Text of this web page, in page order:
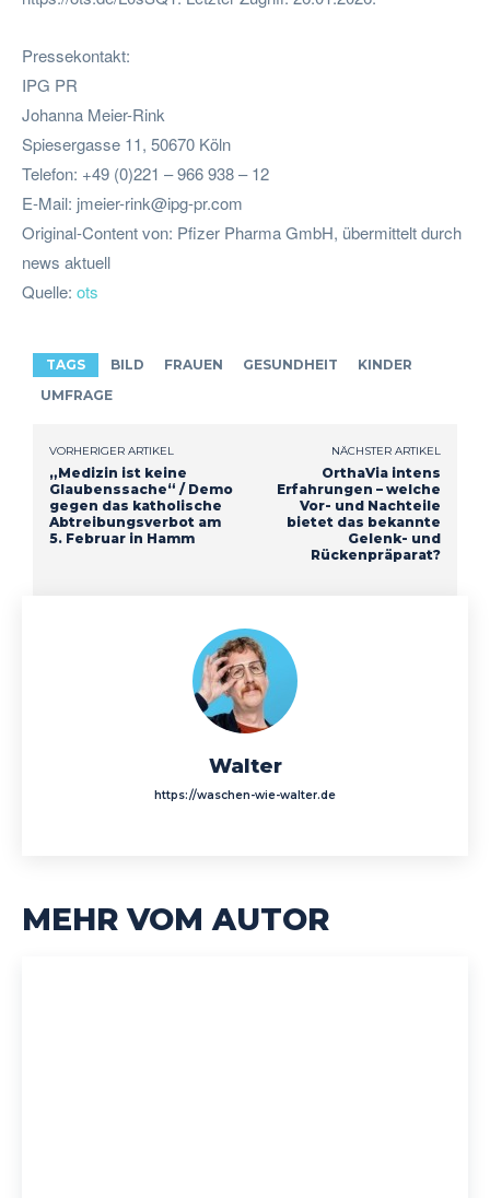
Pressekontakt:
IPG PR
Johanna Meier-Rink
Spiesergasse 11, 50670 Köln
Telefon: +49 (0)221 – 966 938 – 12
E-Mail: jmeier-rink@ipg-pr.com
Original-Content von: Pfizer Pharma GmbH, übermittelt durch
news aktuell
Quelle: ots
TAGS BILD FRAUEN GESUNDHEIT
KINDER
UMFRAGE
VORHERIGER ARTIKEL
„Medizin ist keine
Glaubenssache“ / Demo
gegen das katholische
Abtreibungsverbot am
5. Februar in Hamm
NÄCHSTER ARTIKEL
OrthaVia intens
Erfahrungen – welche
Vor- und Nachteile
bietet das bekannte
Gelenk- und
Rückenpräparat?
Walter
https://waschen-wie-walter.de
MEHR VOM AUTOR